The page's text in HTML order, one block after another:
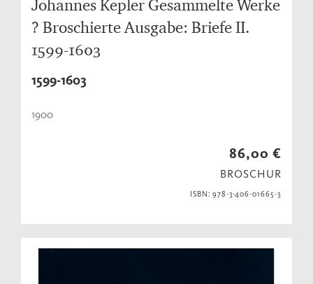
Johannes Kepler Gesammelte Werke
? Broschierte Ausgabe: Briefe II.
1599-1603
1599-1603
1900
86,00 €
BROSCHUR
ISBN: 978-3-406-01665-3